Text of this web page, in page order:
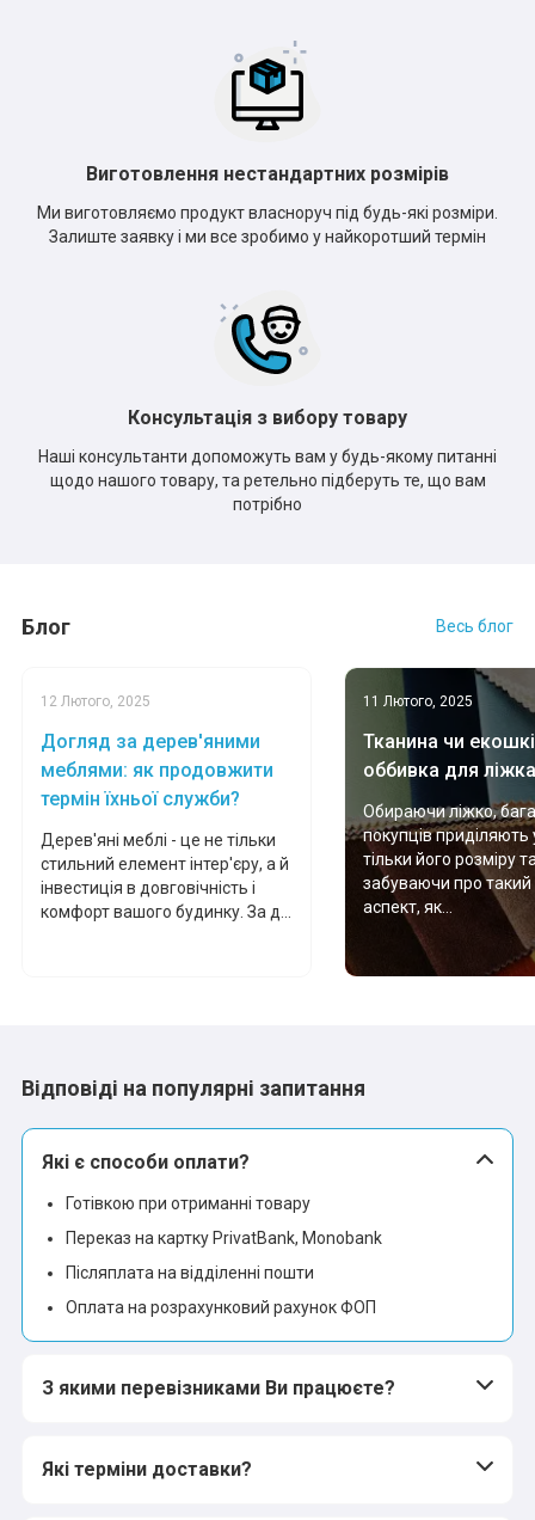
Виготовлення нестандартних розмірів
Ми виготовляємо продукт власноруч під будь-які розміри.
Залиште заявку і ми все зробимо у найкоротший термін
Консультація з вибору товару
Наші консультанти допоможуть вам у будь-якому питанні
щодо нашого товару, та ретельно підберуть те, що вам
потрібно
Блог Весь блог
12 Лютого, 2025
Догляд за дерев'яними
меблями: як продовжити
термін їхньої служби?
Дерев'яні меблі - це не тільки
стильний елемент інтер'єру, а й
інвестиція в довговічність і
комфорт вашого будинку. За д...
11 Лютого, 2025
Тканина чи
оббивка для
Обираючи ліжко,
покупців приділяють
тільки його розміру
забуваючи про
аспект, як...
Відповіді на популярні запитання
Які є способи оплати?
Готівкою при отриманні товару
Переказ на картку PrivatBank, Monobank
Післяплата на відділенні пошти
Оплата на розрахунковий рахунок ФОП
З якими перевізниками Ви працюєте?
Які терміни доставки?